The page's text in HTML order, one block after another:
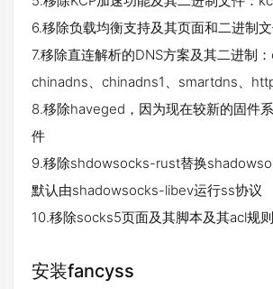
6.移除负载均衡支持及其页面和二进制
7.移除直连解析的DNS方案及其二进制：
chinadns、chinadns1、smartdns、
8.移除haveged，因为现在较新的固件
件
9.移除shdowsocks-rust替换
默认由shadowsocks-libev运行ss协议
10.移除socks5页面及其脚本及其acl规
安装fancyss